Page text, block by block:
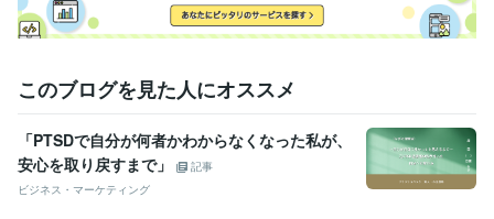
このブログを見た人にオススメ
「PTSDで自分が何者かわからなくなった私が、
安心を取り戻すまで」
記事
ビジネス・マーケティング